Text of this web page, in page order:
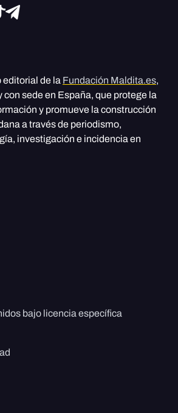
editorial de la Fundación Maldita.es,
con sede en España, que protege la
y promueve la construcción
a través de periodismo,
investigación e incidencia en
bajo licencia específica